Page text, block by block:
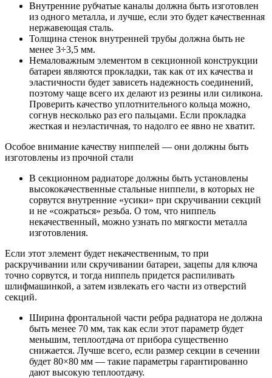
Внутренние рубчатые каналы должна быть изготовлен
из одного металла, и лучше, если это будет качественная
нержавеющая сталь.
Толщина стенок внутренней трубы должна быть не
менее 3÷3,5 мм.
Немаловажным элементом в секционной конструкции
батареи являются прокладки, так как от их качества и
эластичности будет зависеть надежность соединений,
поэтому чаще всего их делают из резины или силикона.
Проверить качество уплотнительного кольца можно,
согнув несколько раз его пальцами. Если прокладка
жесткая и неэластичная, то надолго ее явно не хватит.
Особое внимание качеству ниппелей — они должны быть
изготовлены из прочной стали
В секционном радиаторе должны быть установлены
высококачественные стальные ниппели, в которых не
сорвутся внутренние «усики» при скручивании секций
и не «сожраться» резьба. О том, что ниппель
некачественный, можно узнать по мягкости металла
изготовления.
Если этот элемент будет некачественным, то при
раскручивании или скручивании батареи, зацепы для ключа
точно сорвутся, и тогда ниппель придется распиливать
шлифмашинкой, а затем извлекать его части из отверстий
секций.
Ширина фронтальной части ребра радиатора не должна
быть менее 70 мм, так как если этот параметр будет
меньшим, теплоотдача от прибора существенно
снижается. Лучше всего, если размер секции в сечении
будет 80×80 мм — такие параметры гарантированно
дают высокую теплоотдачу.